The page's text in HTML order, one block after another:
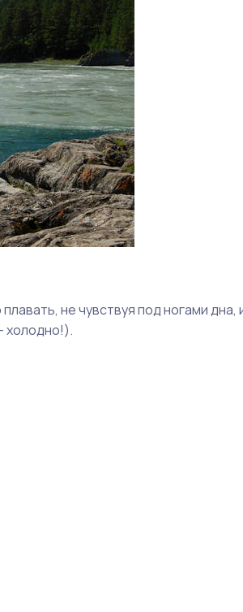
не чувствуя под ногами дна,
холодно!).